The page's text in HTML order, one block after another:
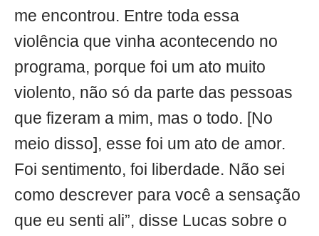
me encontrou. Entre toda essa
violência que vinha acontecendo no
programa, porque foi um ato muito
violento, não só da parte das pessoas
que fizeram a mim, mas o todo. [No
meio disso], esse foi um ato de amor.
Foi sentimento, foi liberdade. Não sei
como descrever para você a sensação
que eu senti ali”, disse Lucas sobre o